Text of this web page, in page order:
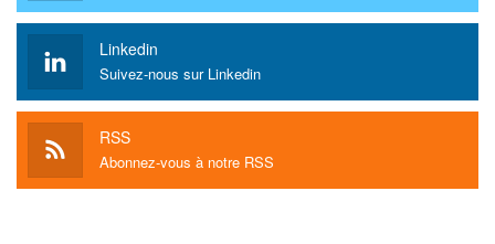
Linkedin
Suivez-nous sur Linkedin
RSS
Abonnez-vous à notre RSS